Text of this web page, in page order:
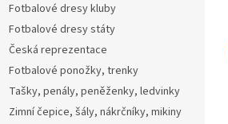
Fotbalové dresy kluby
Fotbalové dresy státy
Česká reprezentace
Fotbalové ponožky, trenky
Tašky, penály, peněženky, ledvinky
Zimní čepice, šály, nákrčníky, mikiny